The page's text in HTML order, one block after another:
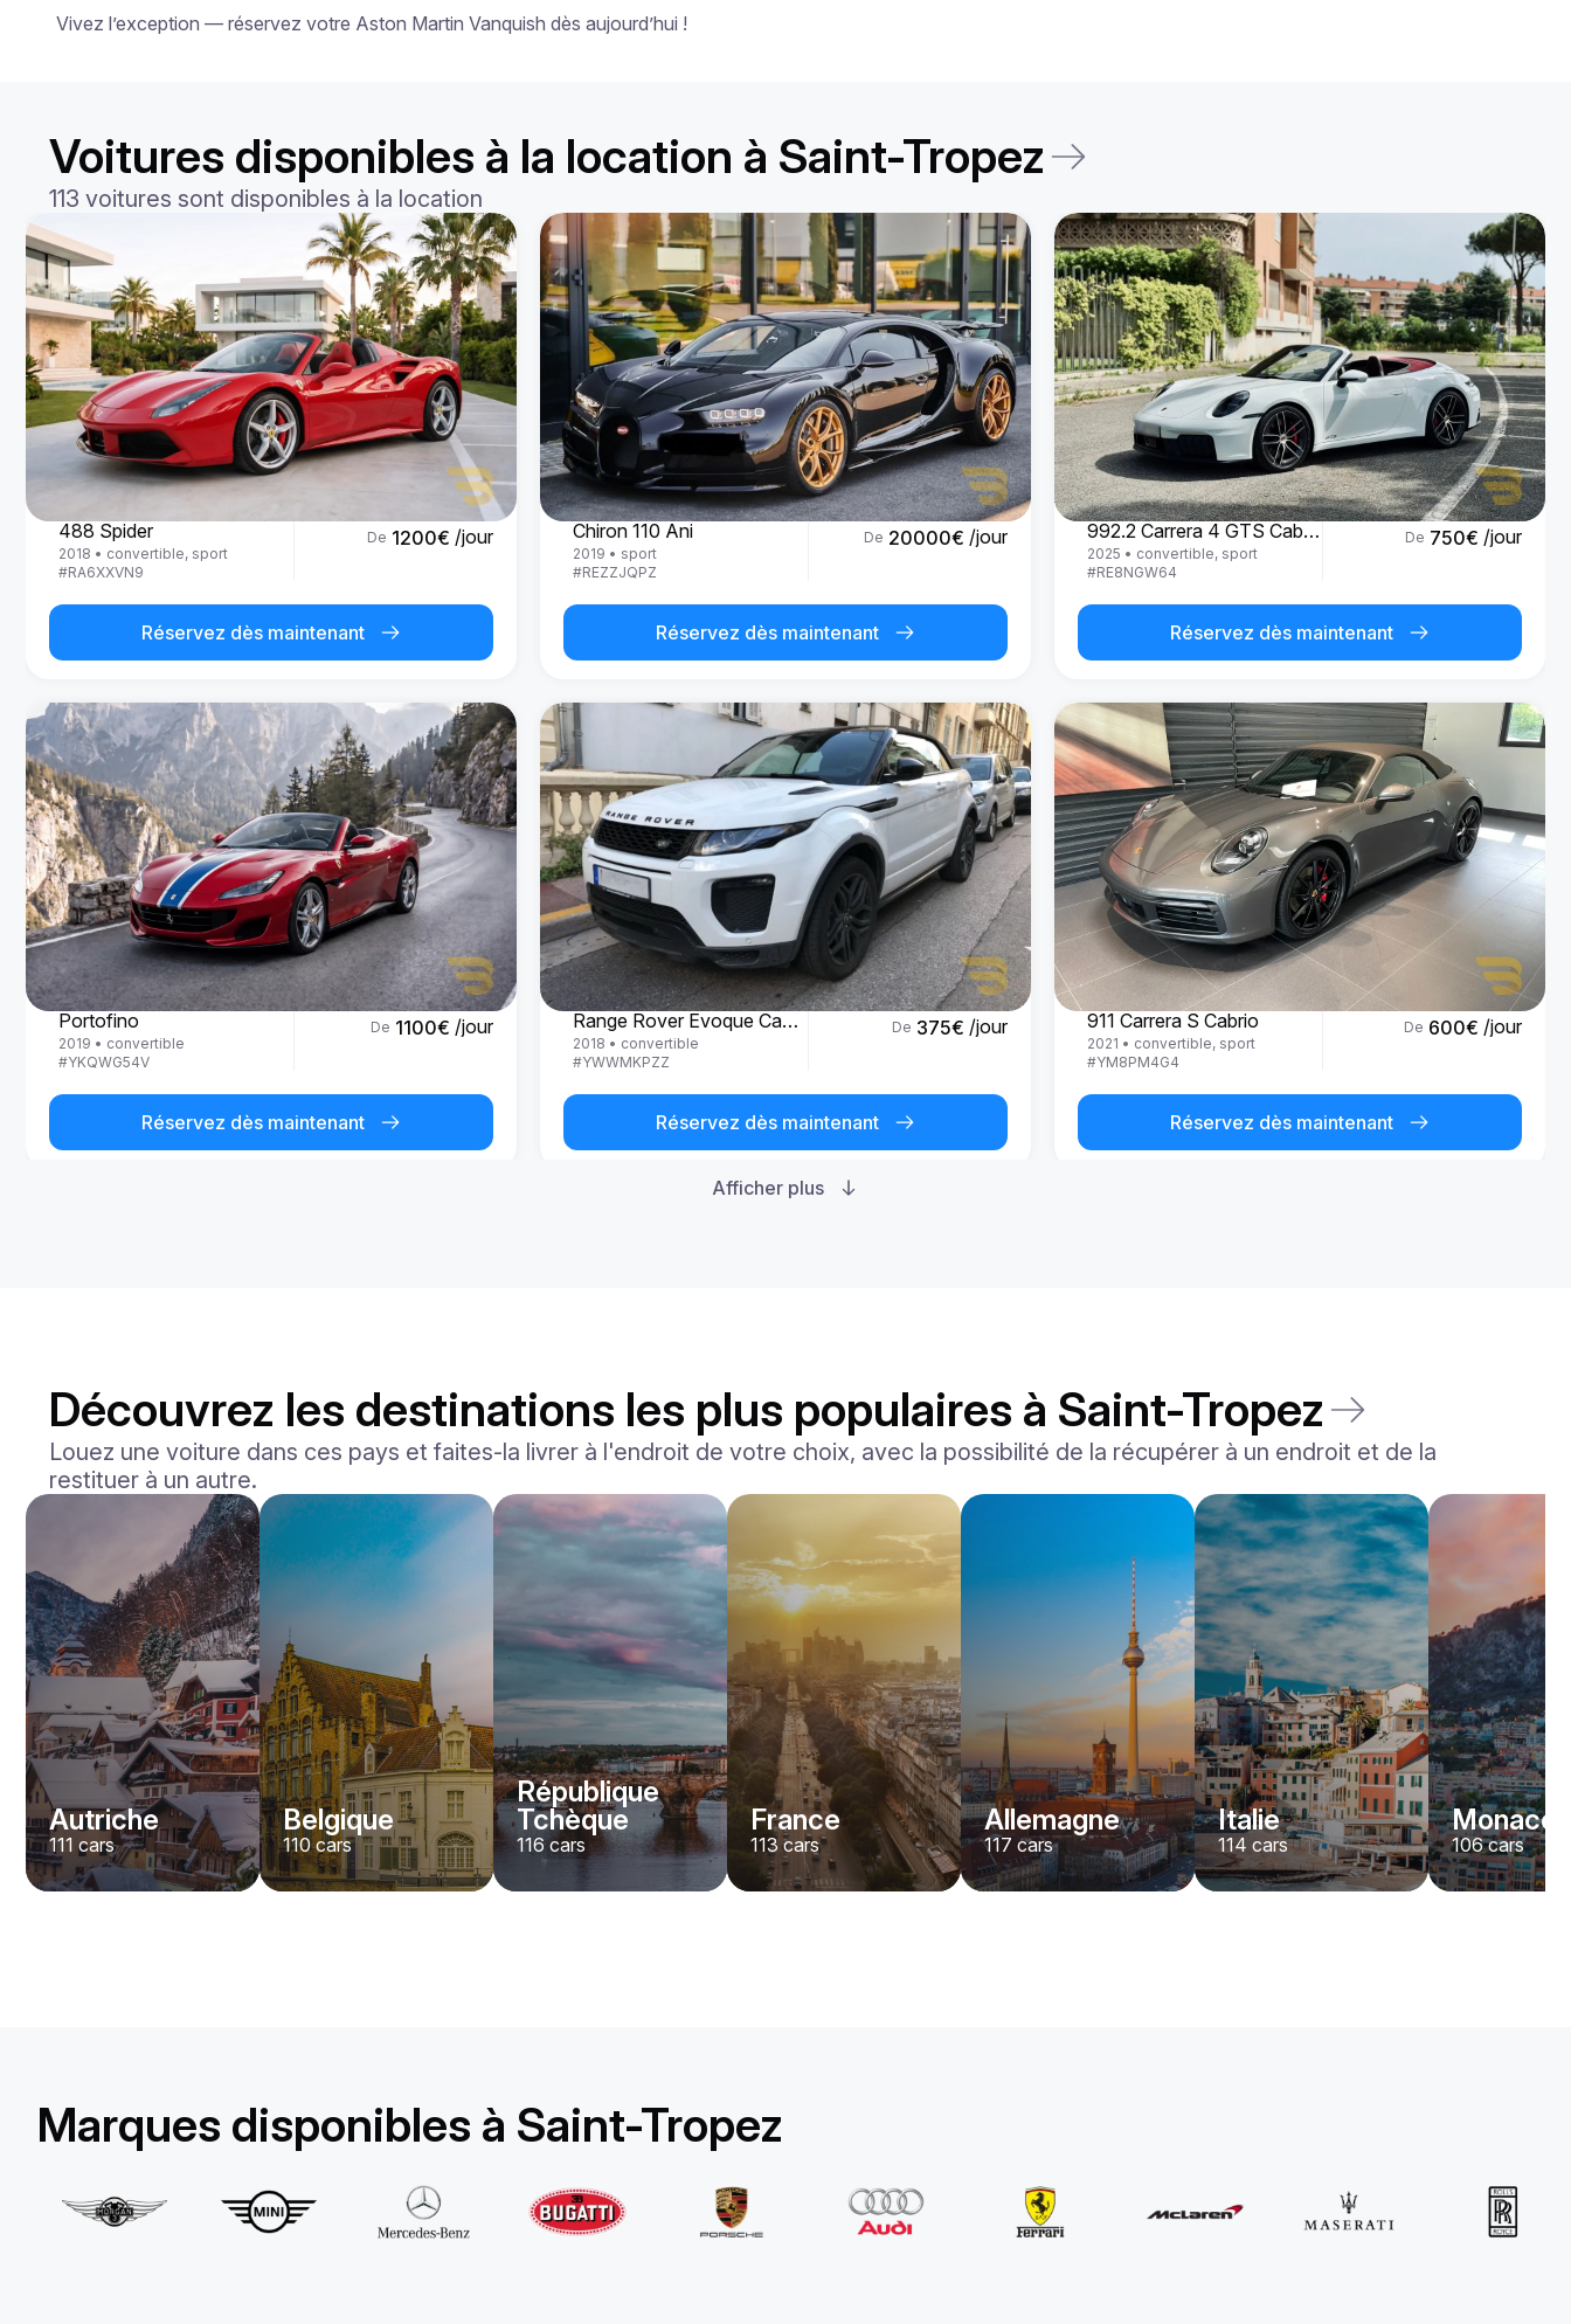
Vivez l’exception — réservez votre Aston Martin Vanquish dès aujourd’hui !
Voitures disponibles à la location à Saint-Tropez
113 voitures sont disponibles à la location
488 Spider
2018 • convertible, sport
#RA6XXVN9
De 1200€ /jour
Réservez dès maintenant
Bugatti
Chiron 110 Ani
2019 • sport
#REZZJQPZ
De 20000€ /jour
Réservez dès maintenant
Porsche
992.2 Carrera 4 GTS Cabrio '25
2025 • convertible, sport
#RE8NGW64
De 750€ /jour
Réservez dès maintenant
Ferrari
Portofino
2019 • convertible
#YKQWG54V
De 1100€ /jour
Réservez dès maintenant
Land Rover
Range Rover Evoque Cabrio
2018 • convertible
#YWWMKPZZ
De 375€ /jour
Réservez dès maintenant
Porsche
911 Carrera S Cabrio
2021 • convertible, sport
#YM8PM4G4
De 600€ /jour
Réservez dès maintenant
Mercedes Benz
Maybach S-klasse 580
De 750€ /jour
Réservez dès maintenant
F8 Spider
2022
convertible, sport
€
Réservez dès maintenant
convertible
YJPXZKDA
De 2200
Réservez dès maintenant
Réservez dès maintenant Réservez dès maintenant
Afficher plus
Découvrez les destinations les plus populaires à Saint-Tropez
Louez une voiture dans ces pays et faites-la livrer à l'endroit de votre choix, avec la possibilité de la récupérer à un endroit et de la
restituer à un autre.
Autriche
111 cars
Belgique
110cars
République
Tchèque
116cars
France
113cars
Allemagne
117 cars
Italie
114 cars
Monaco
106cars
Marques disponibles à Saint-Tropez